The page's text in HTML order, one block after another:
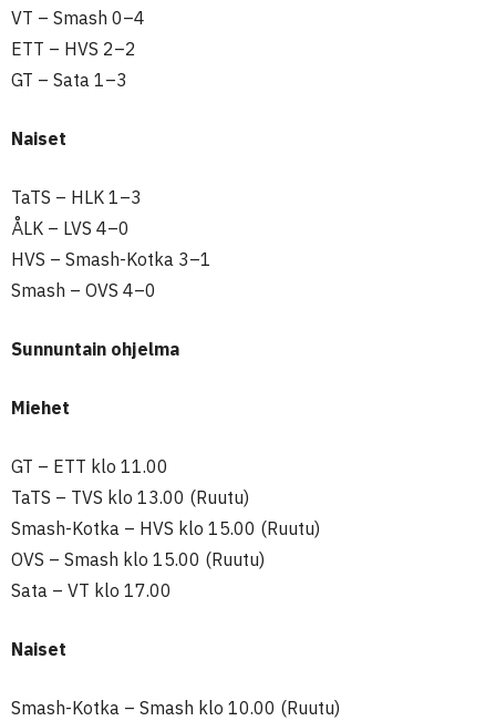
VT – Smash 0–4
ETT – HVS 2–2
GT – Sata 1–3
Naiset
TaTS – HLK 1–3
ÅLK – LVS 4–0
HVS – Smash-Kotka 3–1
Smash – OVS 4–0
Sunnuntain ohjelma
Miehet
GT – ETT klo 11.00
TaTS – TVS klo 13.00 (Ruutu)
Smash-Kotka – HVS klo 15.00 (Ruutu)
OVS – Smash klo 15.00 (Ruutu)
Sata – VT klo 17.00
Naiset
Smash-Kotka – Smash klo 10.00 (Ruutu)